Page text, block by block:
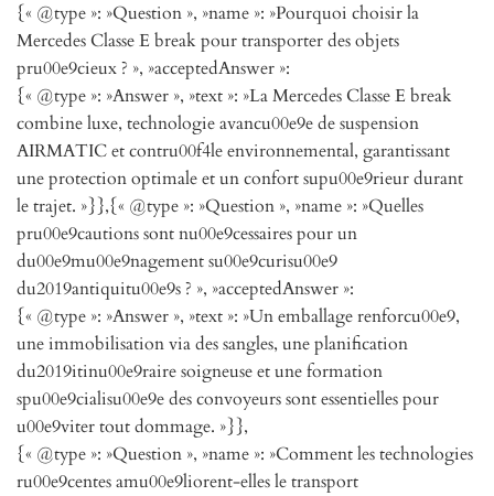
{« @type »: »Question », »name »: »Pourquoi choisir la
Mercedes Classe E break pour transporter des objets
pru00e9cieux ? », »acceptedAnswer »:
{« @type »: »Answer », »text »: »La Mercedes Classe E break
combine luxe, technologie avancu00e9e de suspension
AIRMATIC et contru00f4le environnemental, garantissant
une protection optimale et un confort supu00e9rieur durant
le trajet. »}},{« @type »: »Question », »name »: »Quelles
pru00e9cautions sont nu00e9cessaires pour un
du00e9mu00e9nagement su00e9curisu00e9
du2019antiquitu00e9s ? », »acceptedAnswer »:
{« @type »: »Answer », »text »: »Un emballage renforcu00e9,
une immobilisation via des sangles, une planification
du2019itinu00e9raire soigneuse et une formation
spu00e9cialisu00e9e des convoyeurs sont essentielles pour
u00e9viter tout dommage. »}},
{« @type »: »Question », »name »: »Comment les technologies
ru00e9centes amu00e9liorent-elles le transport